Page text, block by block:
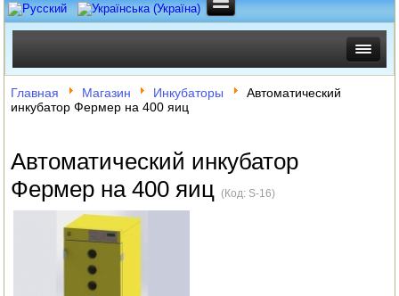
ИНКУБАТОРЫ
КОРМОРЕЗКИ
СОЛОМОРЕЗКИ
АВТОКЛАВЫ
ДЛЯ ОГОРОДА
Главная Магазин Инкубаторы
Автоматический
инкубатор Фермер на 400 яиц
Автоматический инкубатор
Фермер на 400 яиц(Код: S-16)